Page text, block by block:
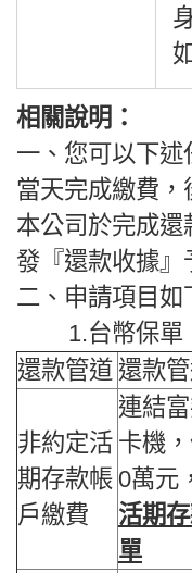
相關說明：
一、您可以下述
當天完成繳費，
本公司於完成
發『還款收據』
二、申請項目如
1.台幣保單
還款管道 還款
非約定活
期存款帳
戶繳費
連結
卡機
0萬元
活期
單